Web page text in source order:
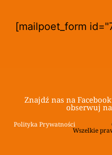
[mailpoet_form
Znajdź nas na
obserwuj
Polityka Prywatności
			Copyright ©2021 Straż Narodowa -
Wszelkie